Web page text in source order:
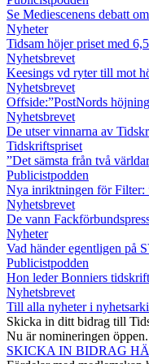
Se Mediescenens debatt
Nyheter
Tidsam höjer priset med
Nyhetsbrevet
Keesings vd ryter till mot
Nyhetsbrevet
Offside:”PostNords
Nyhetsbrevet
De utser vinnarna av
Tidskriftspriset
”Det sämsta från två
Publicistpodden
Nya inriktningen för Filter:
Nyhetsbrevet
De vann
Nyheter
Vad händer egentligen på
Publicistpodden
Hon leder Bonniers
Nyhetsbrevet
Till alla nyheter i
Skicka in ditt bidrag till
Nu är nomineringen
SKICKA IN BIDRAG